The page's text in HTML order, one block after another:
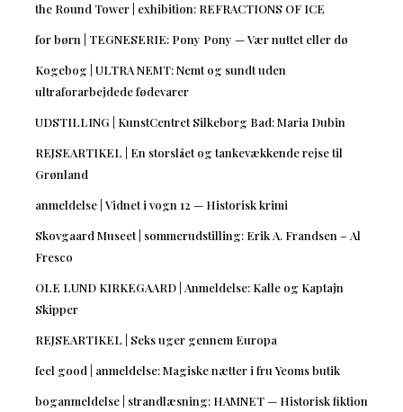
the Round Tower | exhibition: REFRACTIONS OF ICE
for børn | TEGNESERIE: Pony Pony — Vær nuttet eller dø
Kogebog | ULTRA NEMT: Nemt og sundt uden
ultraforarbejdede fødevarer
UDSTILLING | KunstCentret Silkeborg Bad: Maria Dubin
REJSEARTIKEL | En storslået og tankevækkende rejse til
Grønland
anmeldelse | Vidnet i vogn 12 — Historisk krimi
Skovgaard Museet | sommerudstilling: Erik A. Frandsen – Al
Fresco
OLE LUND KIRKEGAARD | Anmeldelse: Kalle og Kaptajn
Skipper
REJSEARTIKEL | Seks uger gennem Europa
feel good | anmeldelse: Magiske nætter i fru Yeoms butik
boganmeldelse | strandlæsning: HAMNET — Historisk fiktion